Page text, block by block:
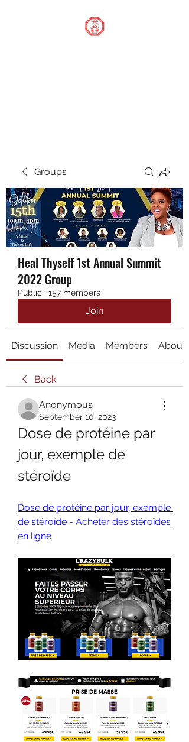
Groups
Heal Thyself 1st Annual Summit
2022 Group
Public · 157 members
Join
Discussion Media Members About
Back
Anonymous
September 10, 2023
Dose de protéine par
jour, exemple de
stéroïde
Dose de protéine par jour, exemple
de stéroïde - Acheter des stéroïdes
en ligne